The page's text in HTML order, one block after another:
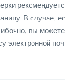
В случае,
вы можете
электронной